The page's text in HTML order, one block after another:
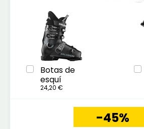
Botas de
esquí
24,20 €
-45%